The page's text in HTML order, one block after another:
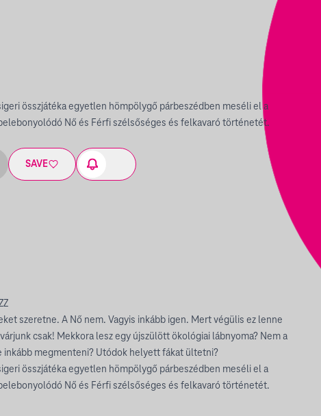
összjátéka egyetlen hömpölygő párbeszédben meséli el a
Nő és Férfi szélsőséges és felkavaró történetét.
SAVE
szeretne. A Nő nem. Vagyis inkább igen. Mert végülis ez lenne
csak! Mekkora lesz egy újszülött ökológiai lábnyoma? Nem a
megmenteni? Utódok helyett fákat ültetni?
összjátéka egyetlen hömpölygő párbeszédben meséli el a
Nő és Férfi szélsőséges és felkavaró történetét.